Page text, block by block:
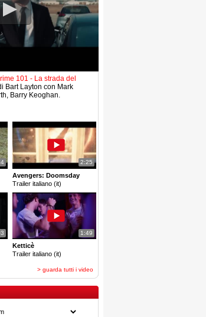
101 - La strada del
Bart Layton con Mark
Barry Keoghan.
2:25
Avengers: Doomsday
Trailer italiano (it)
1:49
Ketticè
Trailer italiano (it)
> guarda tutti i video